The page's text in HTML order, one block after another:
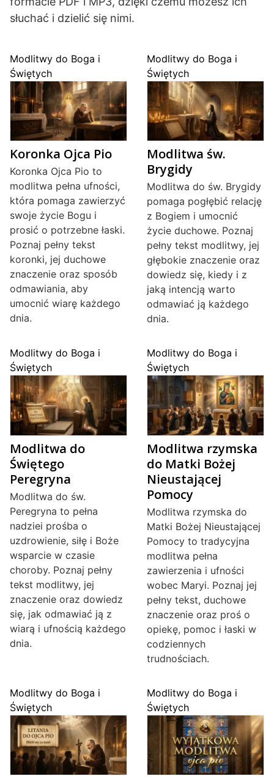
słuchać i dzielić się nimi.
Modlitwy do Boga i
Świętych
Koronka Ojca Pio
Koronka Ojca Pio to
modlitwa pełna ufności,
która pomaga zawierzyć
swoje życie Bogu i
prosić o potrzebne łaski.
Poznaj pełny tekst
koronki, jej duchowe
znaczenie oraz sposób
odmawiania, aby
umocnić wiarę każdego
dnia.
Modlitwy do Boga i
Świętych
Modlitwa św.
Brygidy
Modlitwa do św. Brygidy
pomaga pogłębić relację
z Bogiem i umocnić
życie duchowe. Poznaj
pełny tekst modlitwy, jej
głębokie znaczenie oraz
dowiedz się, kiedy i z
jaką intencją warto
odmawiać ją każdego
dnia.
Modlitwy do Boga i
Świętych
Modlitwa do
Świętego
Peregryna
Modlitwa do św.
Peregryna to pełna
nadziei prośba o
uzdrowienie, siłę i Boże
wsparcie w czasie
choroby. Poznaj pełny
tekst modlitwy, jej
znaczenie oraz dowiedz
się, jak odmawiać ją z
wiarą i ufnością każdego
dnia.
Modlitwy do Boga i
Świętych
Modlitwa rzymska
do Matki Bożej
Nieustającej
Pomocy
Modlitwa rzymska do
Matki Bożej Nieustającej
Pomocy to tradycyjna
modlitwa pełna
zawierzenia i ufności
wobec Maryi. Poznaj jej
pełny tekst, duchowe
znaczenie oraz proś o
opiekę, pomoc i łaski w
codziennych
trudnościach.
Modlitwy do Boga i
Świętych
Modlitwy do Boga i
Świętych